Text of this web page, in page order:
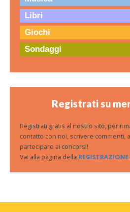
Libri
Giochi
Sondaggi
Registrati su
Registrati gratis al nostro sito, per
contatto con noi, scrivere commenti,
partecipare ai concorsi!
Vai alla pagina della REGISTRAZIONE